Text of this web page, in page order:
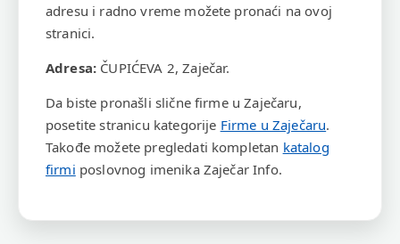
adresu i radno vreme možete pronaći na ovoj
stranici.
Adresa: ČUPIĆEVA 2, Zaječar.
Da biste pronašli slične firme u Zaječaru,
posetite stranicu kategorije Firme u Zaječaru.
Takođe možete pregledati kompletan katalog
firmi poslovnog imenika Zaječar Info.